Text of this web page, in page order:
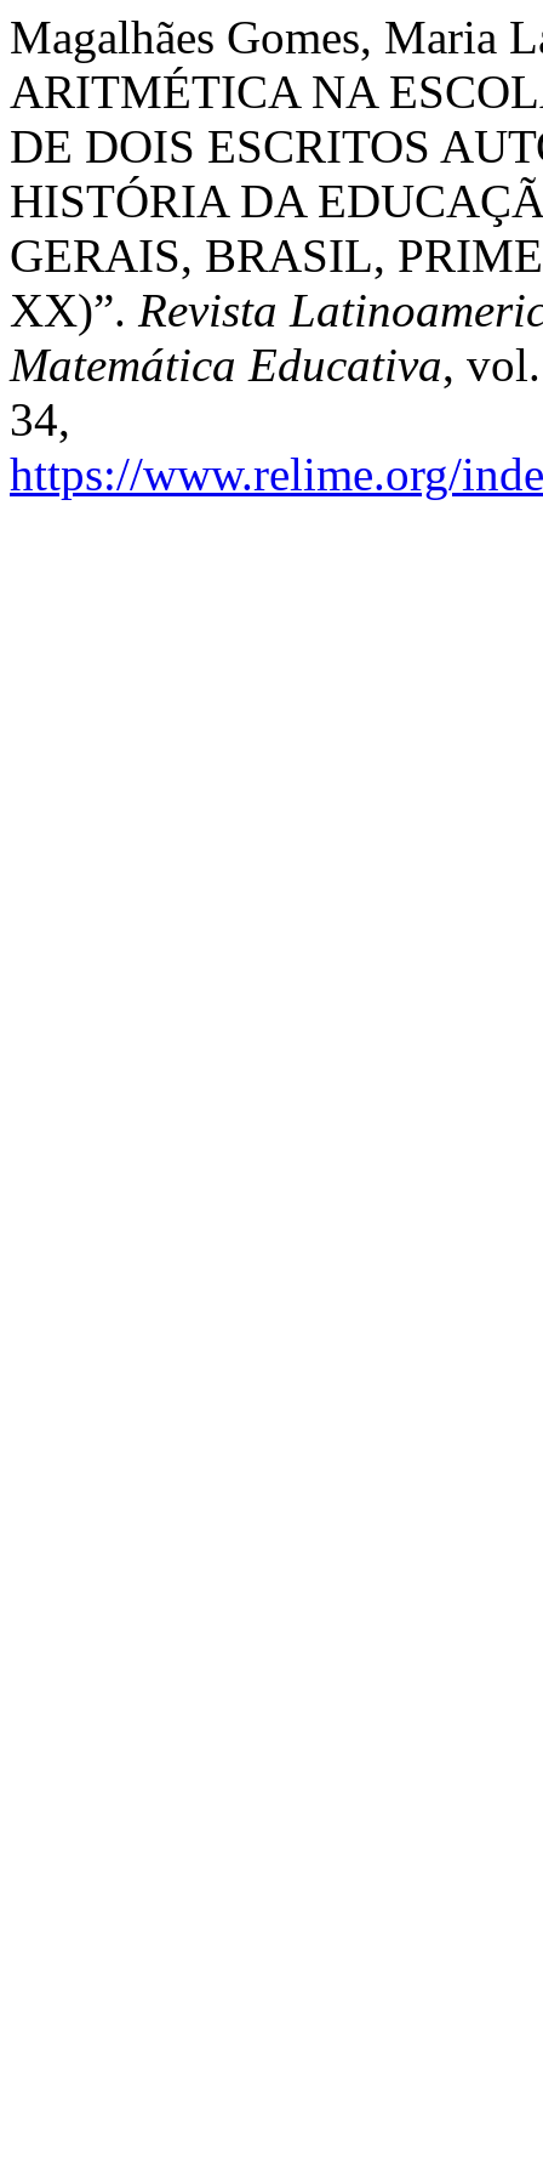
Magalhães Gomes, Maria
ARITMÉTICA NA
DE DOIS ESCRITOS
HISTÓRIA DA
GERAIS, BRASIL,
XX)”. Revista
Matemática Educativa,
34,
https://www.relime.org/